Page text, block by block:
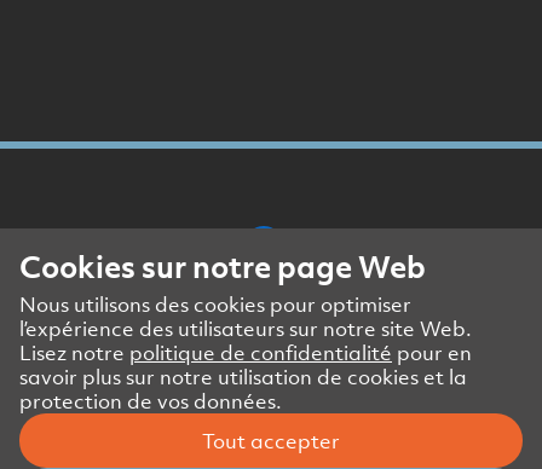
Mentions légales
Politique de confidentialité
DSE partenaires commerciaux
Contact presse et médias
© Amstein + Walthert Holding AG
Cookies sur notre page Web
Nous utilisons des cookies pour optimiser
l’expérience des utilisateurs sur notre site Web.
Lisez notre politique de confidentialité pour en
savoir plus sur notre utilisation de cookies et la
protection de vos données.
Tout accepter